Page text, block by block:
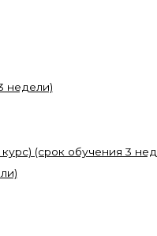
недели)
(срок обучения 3